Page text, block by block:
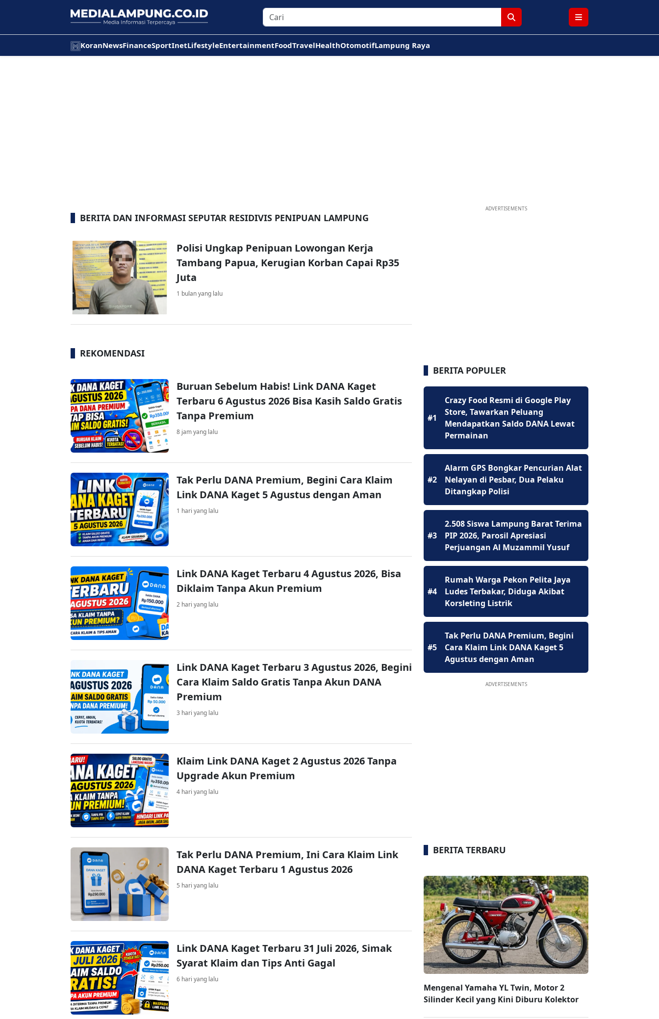
KoranNewsFinanceSportInetLifestyleEntertainmentFoodTravelHealthOtomotifLampung Raya
BERITA DAN INFORMASI SEPUTAR RESIDIVIS PENIPUAN LAMPUNG
Polisi Ungkap Penipuan Lowongan Kerja
Tambang Papua, Kerugian Korban Capai Rp35
Juta
1 bulan yang lalu
REKOMENDASI
Buruan Sebelum Habis! Link DANA Kaget
Terbaru 6 Agustus 2026 Bisa Kasih Saldo Gratis
Tanpa Premium
8 jam yang lalu
Tak Perlu DANA Premium, Begini Cara Klaim
Link DANA Kaget 5 Agustus dengan Aman
1 hari yang lalu
Link DANA Kaget Terbaru 4 Agustus 2026, Bisa
Diklaim Tanpa Akun Premium
2 hari yang lalu
Link DANA Kaget Terbaru 3 Agustus 2026, Begini
Cara Klaim Saldo Gratis Tanpa Akun DANA
Premium
3 hari yang lalu
Klaim Link DANA Kaget 2 Agustus 2026 Tanpa
Upgrade Akun Premium
4 hari yang lalu
Tak Perlu DANA Premium, Ini Cara Klaim Link
DANA Kaget Terbaru 1 Agustus 2026
5 hari yang lalu
Link DANA Kaget Terbaru 31 Juli 2026, Simak
Syarat Klaim dan Tips Anti Gagal
6 hari yang lalu
ADVERTISEMENTS
BERITA POPULER
#1
Crazy Food Resmi di Google Play
Store, Tawarkan Peluang
Mendapatkan Saldo DANA Lewat
Permainan
#2
Alarm GPS Bongkar Pencurian Alat
Nelayan di Pesbar, Dua Pelaku
Ditangkap Polisi
#3
2.508 Siswa Lampung Barat Terima
PIP 2026, Parosil Apresiasi
Perjuangan Al Muzammil Yusuf
#4
Rumah Warga Pekon Pelita Jaya
Ludes Terbakar, Diduga Akibat
Korsleting Listrik
#5
Tak Perlu DANA Premium, Begini
Cara Klaim Link DANA Kaget 5
Agustus dengan Aman
ADVERTISEMENTS
BERITA TERBARU
Mengenal Yamaha YL Twin, Motor 2
Silinder Kecil yang Kini Diburu Kolektor